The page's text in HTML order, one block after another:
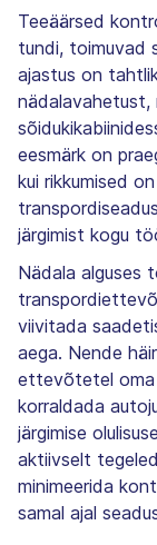
Teeäärsed
tundi, toimuvad
ajastus on
nädalavahetust,
eesmärk on
kui rikkumised
järgimist kogu
Nädala alguses
viivitada
aega. Nende
ettevõtetel oma
korraldada
järgimise
aktiivselt
minimeerida
samal ajal